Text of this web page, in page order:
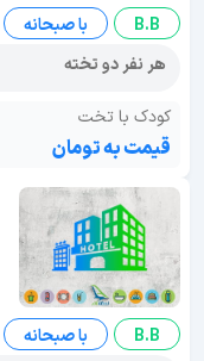
B.B
با صبحانه
هر نفر دو تخته
کودک با تخت
قیمت به تومان
B.B
با صبحانه